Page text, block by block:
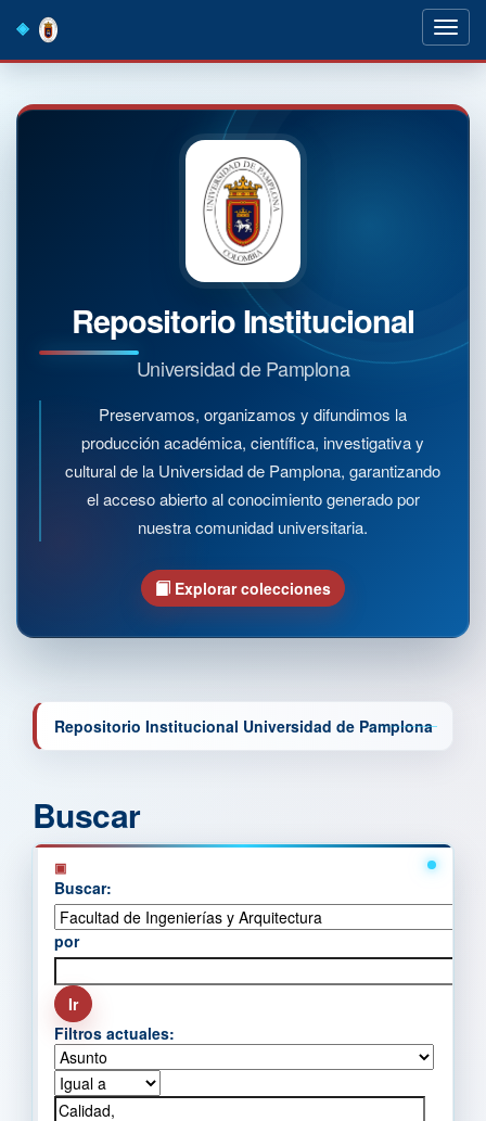
navigation
Repositorio Institucional
Universidad de Pamplona
Preservamos, organizamos y difundimos la
producción académica, científica, investigativa y
cultural de la Universidad de Pamplona, garantizando
el acceso abierto al conocimiento generado por
nuestra comunidad universitaria.
Explorar colecciones
Repositorio Institucional Universidad de Pamplona
Buscar
Buscar:
por
Filtros actuales: